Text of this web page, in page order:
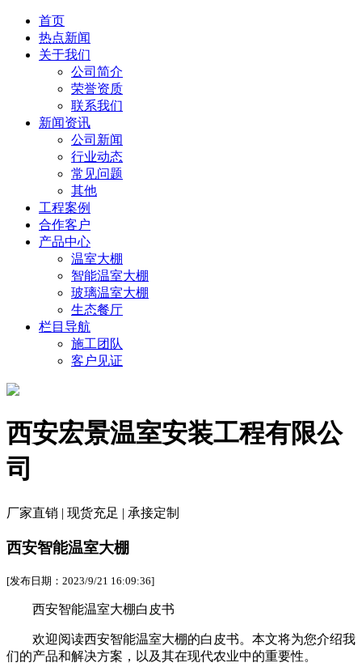
首页
热点新闻
关于我们
公司简介
荣誉资质
联系我们
新闻资讯
公司新闻
行业动态
常见问题
其他
工程案例
合作客户
产品中心
温室大棚
智能温室大棚
玻璃温室大棚
生态餐厅
栏目导航
施工团队
客户见证
西安宏景温室安装工程有限公
司
厂家直销 | 现货充足 | 承接定制
西安智能温室大棚
[发布日期：2023/9/21 16:09:36]
西安智能温室大棚白皮书
欢迎阅读西安智能温室大棚的白皮书。本文将为您介绍我
们的产品和解决方案，以及其在现代农业中的重要性。